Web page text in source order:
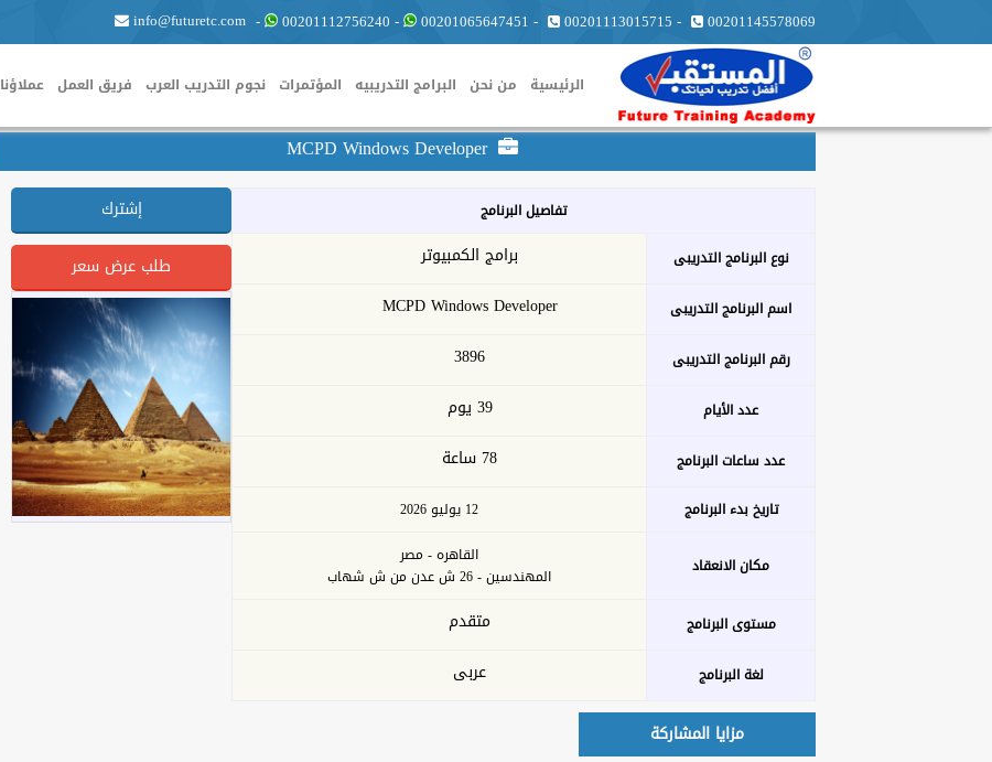
00201145578069
-
00201113015715
-
00201065647451
-
00201112756240
-
info@futuretc.com
الرئيسية من نحن البرامج التدريبيه المؤتمرات نجوم التدريب العرب فريق العمل عملاؤنا
MCPD Windows Developer
تفاصيل البرنامج
نوع البرنامج التدريبى
برامج الكمبيوتر
اسم البرنامج التدريبى MCPD Windows Developer
رقم البرنامج التدريبى 3896
عدد الأيام 39 يوم
عدد ساعات البرنامج 78 ساعة
تاريخ بدء البرنامج 12 يوليو 2026
مكان الانعقاد
القاهره - مصر
المهندسين - 26 ش عدن من ش شهاب
مستوى البرنامج
متقدم
لغة البرنامج عربى
إشترك
طلب عرض سعر
مزايا المشاركة